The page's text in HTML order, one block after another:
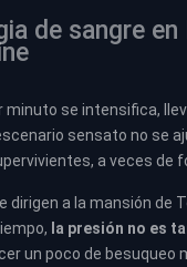
de sangre
minuto se intensifica,
sensato no se
a veces de
dirigen a la mansión de
la presión no es
un poco de besuqueo